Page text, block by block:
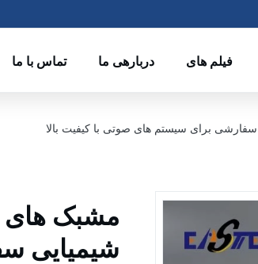
فیلم های دربارهی ما تماس با ما
برای سیستم های صوتی با کیفیت بالا
مشبک های
شیمیایی